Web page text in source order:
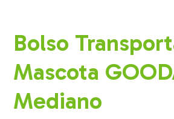
Bolso
Mascota
Mediano